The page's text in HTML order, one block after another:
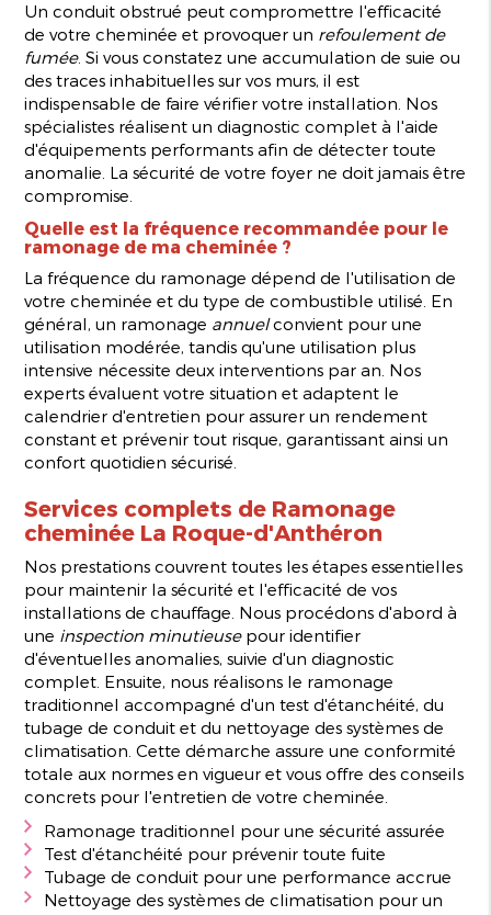
Un conduit obstrué peut compromettre l'efficacité
de votre cheminée et provoquer un refoulement de
fumée. Si vous constatez une accumulation de suie ou
des traces inhabituelles sur vos murs, il est
indispensable de faire vérifier votre installation. Nos
spécialistes réalisent un diagnostic complet à l'aide
d'équipements performants afin de détecter toute
anomalie. La sécurité de votre foyer ne doit jamais être
compromise.
Quelle est la fréquence recommandée pour le
ramonage de ma cheminée ?
La fréquence du ramonage dépend de l'utilisation de
votre cheminée et du type de combustible utilisé. En
général, un ramonage annuelconvient pour une
utilisation modérée, tandis qu'une utilisation plus
intensive nécessite deux interventions par an. Nos
experts évaluent votre situation et adaptent le
calendrier d'entretien pour assurer un rendement
constant et prévenir tout risque, garantissant ainsi un
confort quotidien sécurisé.
Services complets de Ramonage
cheminée La Roque-d'Anthéron
Nos prestations couvrent toutes les étapes essentielles
pour maintenir la sécurité et l'efficacité de vos
installations de chauffage. Nous procédons d'abord à
une inspection minutieusepour identifier
d'éventuelles anomalies, suivie d'un diagnostic
complet. Ensuite, nous réalisons le ramonage
traditionnel accompagné d'un test d'étanchéité, du
tubage de conduit et du nettoyage des systèmes de
climatisation. Cette démarche assure une conformité
totale aux normes en vigueur et vous offre des conseils
concrets pour l'entretien de votre cheminée.
Ramonage traditionnel pour une sécurité assurée
Test d'étanchéité pour prévenir toute fuite
Tubage de conduit pour une performance accrue
Nettoyage des systèmes de climatisation pour un